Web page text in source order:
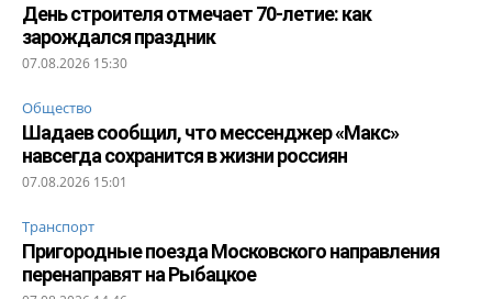
День строителя отмечает 70-летие: как
зарождался праздник
07.08.2026 15:30
Общество
Шадаев сообщил, что мессенджер «Макс»
навсегда сохранится в жизни россиян
07.08.2026 15:01
Транспорт
Пригородные поезда Московского направления
перенаправят на Рыбацкое